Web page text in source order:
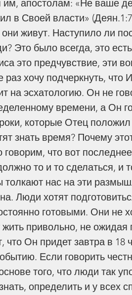
апостолам: «Не ваше
в Своей власти»
они живут. Наступило ли
Это было всегда, это
это предчувствие, эти
хочу подчеркнуть, что
на эсхатологию. Он не
времени, а Он
которые Отец
знать время? Почему
что вот
то и то сделаться, и
толкают нас на эти
Люди хотят
готовыми. Они не
привольно, не ожидая
что Он придет завтра в 18
Если говорить
того, что люди так
определить и у всех